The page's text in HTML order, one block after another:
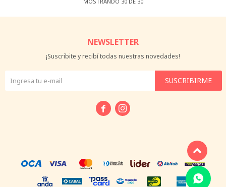
NEWSLETTER
¡Suscribite y recibí todas nuestras novedades!
SUSCRIBIRME
 